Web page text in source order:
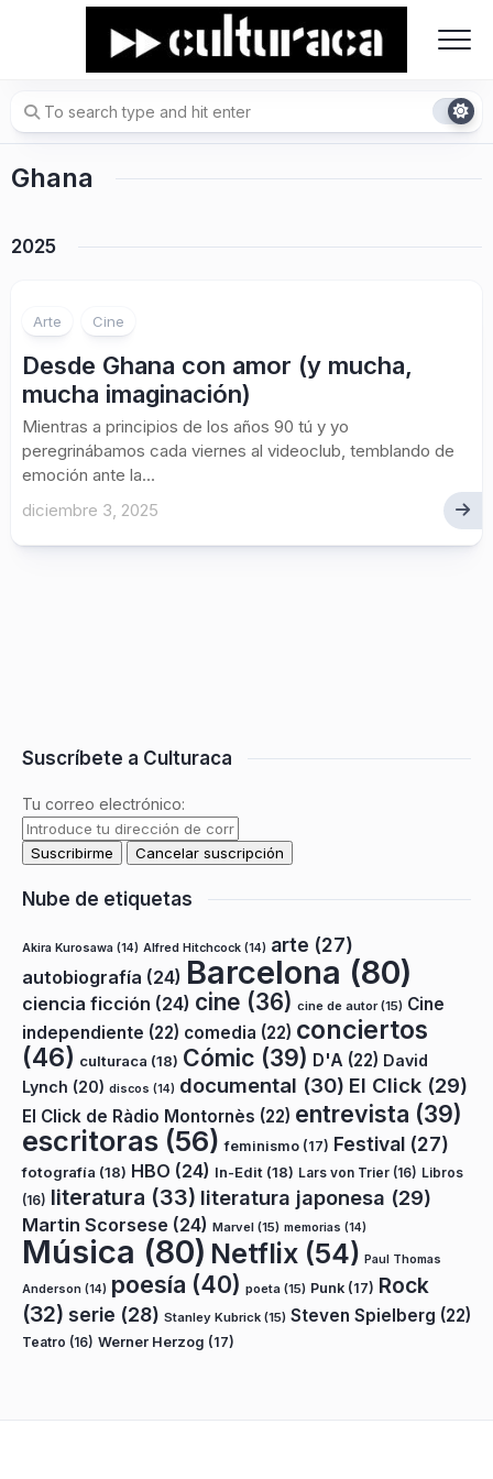
Ghana
2025
Arte Cine
Desde Ghana con amor (y mucha,
mucha imaginación)
Mientras a principios de los años 90 tú y yo
peregrinábamos cada viernes al videoclub, temblando de
emoción ante la...
diciembre 3, 2025
Suscríbete a Culturaca
Tu correo electrónico:
Nube de etiquetas
Akira Kurosawa (14) Alfred Hitchcock (14) arte (27)
autobiografía (24) Barcelona (80)
ciencia ficción (24) cine (36) cine de autor(15) Cine
independiente (22) comedia (22) conciertos
(46) culturaca (18) Cómic (39) D'A (22) David
Lynch (20) discos (14) documental (30) El Click (29)
El Click de Ràdio Montornès (22) entrevista (39)
escritoras (56) feminismo (17) Festival (27)
fotografía (18) HBO (24) In-Edit (18) Lars von Trier (16) Libros
(16) literatura (33) literatura japonesa (29)
Martin Scorsese (24) Marvel (15) memorias (14)
Música (80) Netflix (54) Paul Thomas
Anderson (14) poesía (40) poeta (15) Punk (17) Rock
(32) serie (28) Stanley Kubrick (15) Steven Spielberg (22)
Teatro (16) Werner Herzog (17)